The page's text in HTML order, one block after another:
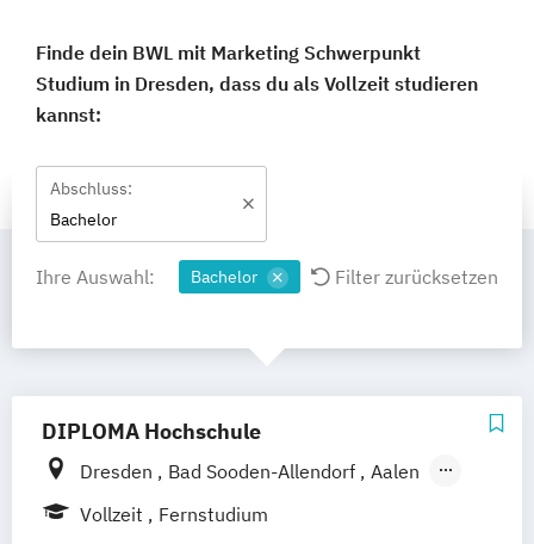
Finde dein BWL mit Marketing Schwerpunkt
Studium in Dresden, dass du als Vollzeit studieren
kannst:
Abschluss:
Bachelor
Ihre Auswahl: Bachelor Filter zurücksetzen
DIPLOMA Hochschule
Dresden Bad Sooden-Allendorf
Aalen
Baden-Baden
Berlin
Vollzeit
Fernstudium